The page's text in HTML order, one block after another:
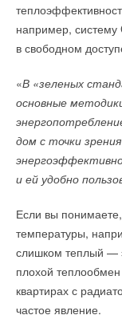
например,
в свободном
«В «зеленых
основные
дом с точки
и ей удобно
Если вы
температуры,
слишком теплый —
плохой
квартирах с
частое явление.